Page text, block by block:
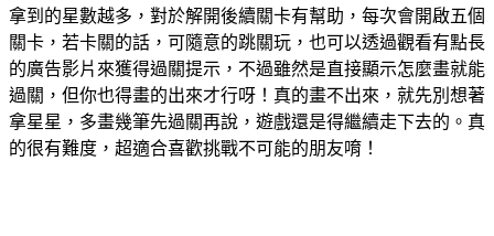
拿到的星數越多，對於解開後續關卡有幫助，每次會開啟五個
關卡，若卡關的話，可隨意的跳關玩，也可以透過觀看有點長
的廣告影片來獲得過關提示，不過雖然是直接顯示怎麼畫就能
過關，但你也得畫的出來才行呀！真的畫不出來，就先別想著
拿星星，多畫幾筆先過關再說，遊戲還是得繼續走下去的。真
的很有難度，超適合喜歡挑戰不可能的朋友唷！